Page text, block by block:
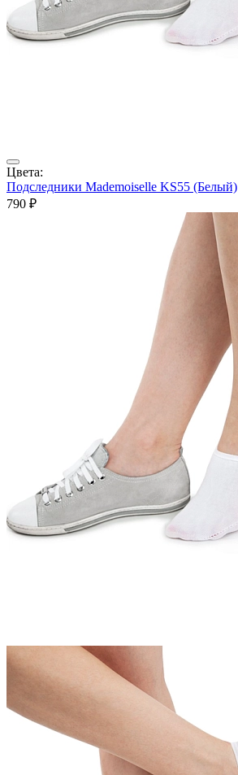
Цвета:
Подследники Mademoiselle KS55 (Белый)
790 ₽